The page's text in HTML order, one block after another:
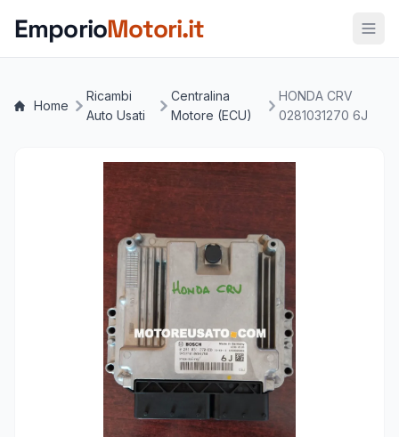
EmporioMotori.it
Home
Ricambi
Auto Usati
Centralina
Motore (ECU)
HONDA CRV
0281031270 6J